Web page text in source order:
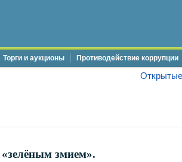
Торги и аукционы Противодействие коррупции
змием».